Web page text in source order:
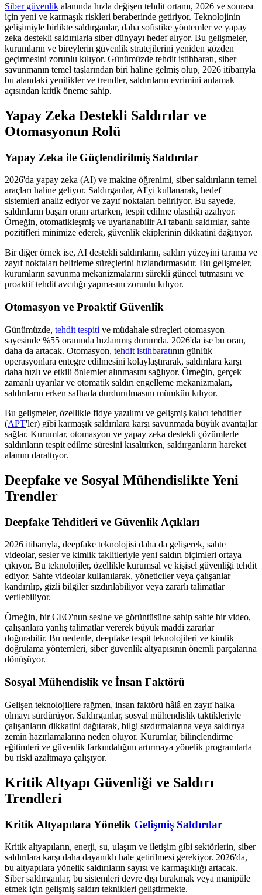
Siber güvenlik alanında hızla değişen tehdit ortamı, 2026 ve sonrası
için yeni ve karmaşık riskleri beraberinde getiriyor. Teknolojinin
gelişimiyle birlikte saldırganlar, daha sofistike yöntemler ve yapay
zeka destekli saldırılarla siber dünyayı hedef alıyor. Bu gelişmeler,
kurumların ve bireylerin güvenlik stratejilerini yeniden gözden
geçirmesini zorunlu kılıyor. Günümüzde tehdit istihbaratı, siber
savunmanın temel taşlarından biri haline gelmiş olup, 2026 itibarıyla
bu alandaki yenilikler ve trendler, saldırıların evrimini anlamak
açısından kritik öneme sahip.
Yapay Zeka Destekli Saldırılar ve
Otomasyonun Rolü
Yapay Zeka ile Güçlendirilmiş Saldırılar
2026'da yapay zeka (AI) ve makine öğrenimi, siber saldırıların temel
araçları haline geliyor. Saldırganlar, AI'yi kullanarak, hedef
sistemleri analiz ediyor ve zayıf noktaları belirliyor. Bu sayede,
saldırıların başarı oranı artarken, tespit edilme olasılığı azalıyor.
Örneğin, otomatikleşmiş ve uyarlanabilir AI tabanlı saldırılar, sahte
pozitifleri minimize ederek, güvenlik ekiplerinin dikkatini dağıtıyor.
Bir diğer örnek ise, AI destekli saldırıların, saldırı yüzeyini tarama ve
zayıf noktaları belirleme süreçlerini hızlandırmasıdır. Bu gelişmeler,
kurumların savunma mekanizmalarını sürekli güncel tutmasını ve
proaktif tehdit avcılığı yapmasını zorunlu kılıyor.
Otomasyon ve Proaktif Güvenlik
Günümüzde, tehdit tespiti ve müdahale süreçleri otomasyon
sayesinde %55 oranında hızlanmış durumda. 2026'da ise bu oran,
daha da artacak. Otomasyon, tehdit istihbaratının günlük
operasyonlara entegre edilmesini kolaylaştırarak, saldırılara karşı
daha hızlı ve etkili önlemler alınmasını sağlıyor. Örneğin, gerçek
zamanlı uyarılar ve otomatik saldırı engelleme mekanizmaları,
saldırıların erken safhada durdurulmasını mümkün kılıyor.
Bu gelişmeler, özellikle fidye yazılımı ve gelişmiş kalıcı tehditler
(APT'ler) gibi karmaşık saldırılara karşı savunmada büyük avantajlar
sağlar. Kurumlar, otomasyon ve yapay zeka destekli çözümlerle
saldırıların tespit edilme süresini kısaltırken, saldırganların hareket
alanını daraltıyor.
Deepfake ve Sosyal Mühendislikte Yeni
Trendler
Deepfake Tehditleri ve Güvenlik Açıkları
2026 itibarıyla, deepfake teknolojisi daha da gelişerek, sahte
videolar, sesler ve kimlik taklitleriyle yeni saldırı biçimleri ortaya
çıkıyor. Bu teknolojiler, özellikle kurumsal ve kişisel güvenliği tehdit
ediyor. Sahte videolar kullanılarak, yöneticiler veya çalışanlar
kandırılıp, gizli bilgiler sızdırılabiliyor veya zararlı talimatlar
verilebiliyor.
Örneğin, bir CEO'nun sesine ve görüntüsüne sahip sahte bir video,
çalışanlara yanlış talimatlar vererek büyük maddi zararlar
doğurabilir. Bu nedenle, deepfake tespit teknolojileri ve kimlik
doğrulama yöntemleri, siber güvenlik altyapısının önemli parçalarına
dönüşüyor.
Sosyal Mühendislik ve İnsan Faktörü
Gelişen teknolojilere rağmen, insan faktörü hâlâ en zayıf halka
olmayı sürdürüyor. Saldırganlar, sosyal mühendislik taktikleriyle
çalışanların dikkatini dağıtarak, bilgi sızdırmalarına veya saldırıya
zemin hazırlamalarına neden oluyor. Kurumlar, bilinçlendirme
eğitimleri ve güvenlik farkındalığını artırmaya yönelik programlarla
bu riski azaltmaya çalışıyor.
Kritik Altyapı Güvenliği ve Saldırı
Trendleri
Kritik Altyapılara Yönelik Gelişmiş Saldırılar
Kritik altyapıların, enerji, su, ulaşım ve iletişim gibi sektörlerin, siber
saldırılara karşı daha dayanıklı hale getirilmesi gerekiyor. 2026'da,
bu altyapılara yönelik saldırıların sayısı ve karmaşıklığı artacak.
Siber saldırganlar, bu sistemleri devre dışı bırakmak veya manipüle
etmek için gelişmiş saldırı teknikleri geliştirmekte.